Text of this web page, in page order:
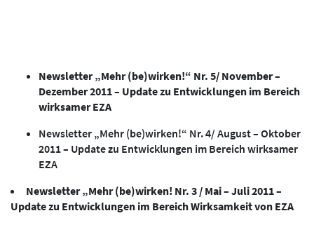
Newsletter „Mehr (be)wirken!“ Nr. 5/ November –
Dezember 2011 – Update zu Entwicklungen im Bereich
wirksamer EZA
Newsletter „Mehr (be)wirken!“ Nr. 4/ August – Oktober
2011 – Update zu Entwicklungen im Bereich wirksamer
EZA
Newsletter „Mehr (be)wirken! Nr. 3 / Mai – Juli 2011 –
Update zu Entwicklungen im Bereich Wirksamkeit von EZA